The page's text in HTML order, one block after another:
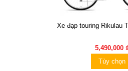
Xe đạp touring Rikulau
5,490,000 ₫
Tùy chọn